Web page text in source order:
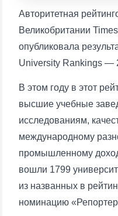
Авторитетная
Великобритании
опубликовала
University Rankings —
В этом году в этот
высшие учебные
исследованиям,
международному
промышленному
вошли 1799
из названных в
номинацию
✉️ Написать